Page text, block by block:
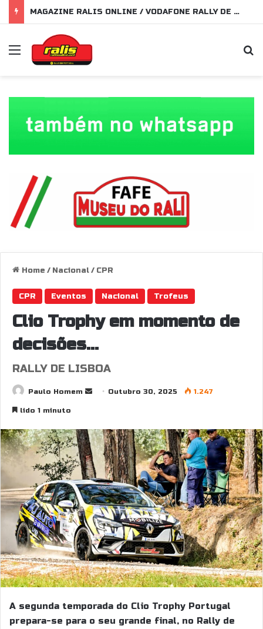
MAGAZINE RALIS ONLINE / VODAFONE RALLY DE PORTUGAL 2026
Menu
Home / Nacional/ CPR
CPR Eventos Nacional Trofeus
Clio Trophy em momento de
decisões…
RALLY DE LISBOA
Paulo Homem
SendOutubro 30, 2025 1.247
lido 1 minuto
A segunda temporada do Clio Trophy Portugal
prepara-se para o seu grande final, no Rally de